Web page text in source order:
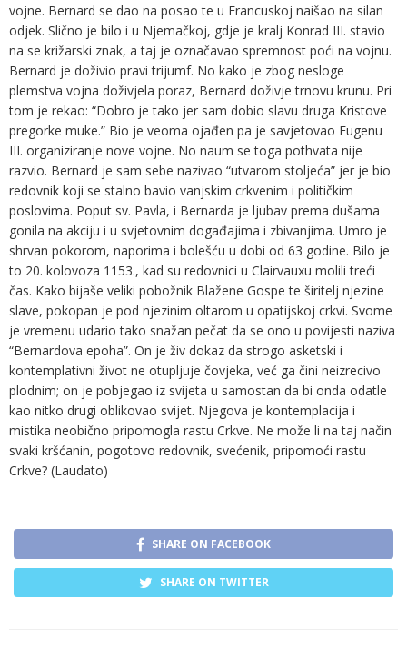
vojne. Bernard se dao na posao te u Francuskoj naišao na silan
odjek. Slično je bilo i u Njemačkoj, gdje je kralj Konrad III. stavio
na se križarski znak, a taj je označavao spremnost poći na vojnu.
Bernard je doživio pravi trijumf. No kako je zbog nesloge
plemstva vojna doživjela poraz, Bernard doživje trnovu krunu. Pri
tom je rekao: “Dobro je tako jer sam dobio slavu druga Kristove
pregorke muke.” Bio je veoma ojađen pa je savjetovao Eugenu
III. organiziranje nove vojne. No naum se toga pothvata nije
razvio. Bernard je sam sebe nazivao “utvarom stoljeća” jer je bio
redovnik koji se stalno bavio vanjskim crkvenim i političkim
poslovima. Poput sv. Pavla, i Bernarda je ljubav prema dušama
gonila na akciju i u svjetovnim događajima i zbivanjima. Umro je
shrvan pokorom, naporima i bolešću u dobi od 63 godine. Bilo je
to 20. kolovoza 1153., kad su redovnici u Clairvauxu molili treći
čas. Kako bijaše veliki pobožnik Blažene Gospe te širitelj njezine
slave, pokopan je pod njezinim oltarom u opatijskoj crkvi. Svome
je vremenu udario tako snažan pečat da se ono u povijesti naziva
“Bernardova epoha”. On je živ dokaz da strogo asketski i
kontemplativni život ne otupljuje čovjeka, već ga čini neizrecivo
plodnim; on je pobjegao iz svijeta u samostan da bi onda odatle
kao nitko drugi oblikovao svijet. Njegova je kontemplacija i
mistika neobično pripomogla rastu Crkve. Ne može li na taj način
svaki kršćanin, pogotovo redovnik, svećenik, pripomoći rastu
Crkve? (Laudato)
SHARE ON FACEBOOK
SHARE ON TWITTER